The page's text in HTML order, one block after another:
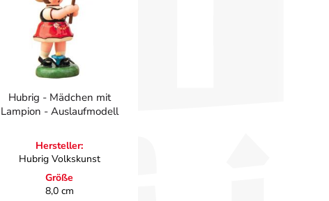
Hubrig - Mädchen mit
Lampion - Auslaufmodell
Hersteller:
Hubrig Volkskunst
Größe
8,0 cm